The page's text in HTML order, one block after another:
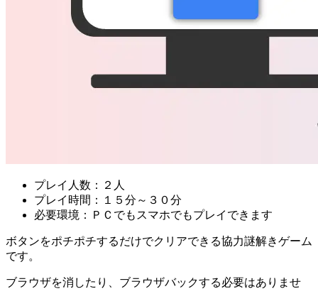
プレイ人数：２人
プレイ時間：１５分～３０分
必要環境：ＰＣでもスマホでもプレイできます
ボタンをポチポチするだけでクリアできる協力謎解きゲーム
です。
ブラウザを消したり、ブラウザバックする必要はありませ